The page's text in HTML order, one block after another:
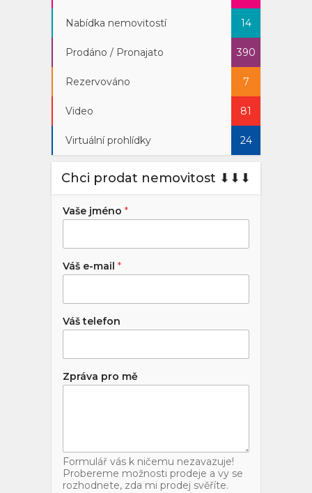
Nabídka nemovitostí 14
Prodáno / Pronajato 390
Rezervováno 7
Video 81
Virtuální prohlídky 24
Chci prodat nemovitost ⬇︎⬇︎⬇︎
Vaše jméno *
Váš e-mail *
Váš telefon
Zpráva pro mě
Formulář vás k ničemu nezavazuje!
Probereme možnosti prodeje a vy se
rozhodnete, zda mi prodej svěříte.